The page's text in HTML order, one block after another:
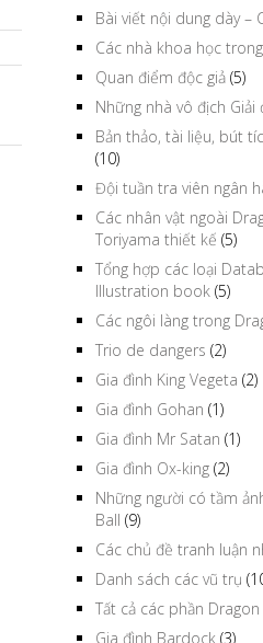
Bài viết nội dung dày –
Các nhà khoa học
Quan điểm độc giả (5)
Những nhà vô địch Giải
Bản thảo, tài liệu, bút
(10)
Đội tuần tra viên ngân
Các nhân vật ngoài
Toriyama thiết kế (5)
Tổng hợp các loại
Illustration book (5)
Các ngôi làng trong
Trio de dangers (2)
Gia đình King Vegeta (2)
Gia đình Gohan (1)
Gia đình Mr Satan (1)
Gia đình Ox-king (2)
Những người có tầm
Ball (9)
Các chủ đề tranh luận
Danh sách các vũ trụ
Tất cả các phần Dragon
Gia đình Bardock (3)